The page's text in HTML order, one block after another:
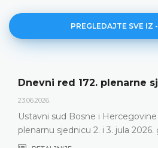
PREGLEDAJTE SVE IZ
Dnevni red 172. plenarne
23.06.2026.
Ustavni sud Bosne i Hercegovine
plenarnu sjednicu 2. i 3. jula 2026.